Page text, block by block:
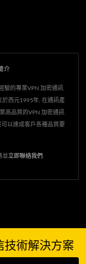
介
驗的專業VPN 加密通訊
於西元1995年, 在通訊產
高品質的VPN 加密通訊
可以達成客戶各種品質要
並立即聯絡我們
技術解決方案